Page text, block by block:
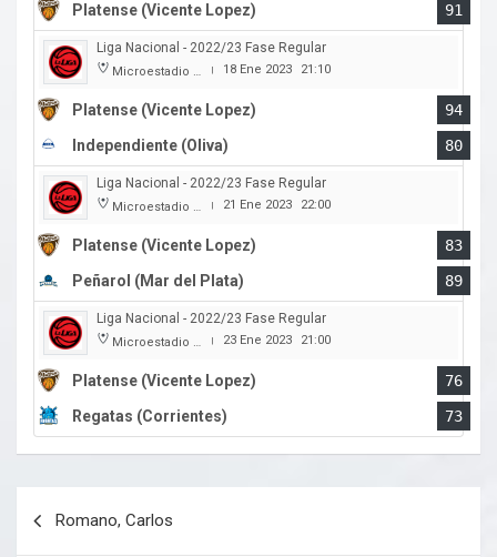
Platense (Vicente Lopez)
91
Liga Nacional - 2022/23 Fase Regular
Microestadio Ciudad de Vicente Lopez | 18 Ene 2023 21:10
Platense (Vicente Lopez)
94
Independiente (Oliva)
80
Liga Nacional - 2022/23 Fase Regular
Microestadio Ciudad de Vicente Lopez | 21 Ene 2023 22:00
Platense (Vicente Lopez)
83
Peñarol (Mar del Plata)
89
Liga Nacional - 2022/23 Fase Regular
Microestadio Ciudad de Vicente Lopez | 23 Ene 2023 21:00
Platense (Vicente Lopez)
76
Regatas (Corrientes)
73
Romano, Carlos